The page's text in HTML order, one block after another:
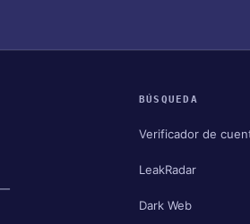
—
BÚSQUEDA
Verificador de
LeakRadar
Dark Web